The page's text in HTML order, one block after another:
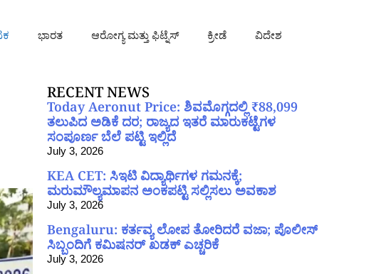
ಭಾರತ ಆರೋಗ್ಯ ಮತ್ತು ಫಿಟ್ನೆಸ್ ಕ್ರೀಡೆ ವಿದೇಶ
RECENT NEWS
Today Aeronut Price: ಶಿವಮೊಗ್ಗದಲ್ಲಿ ₹88,099
ತಲುಪಿದ ಅಡಿಕೆ ದರ; ರಾಜ್ಯದ ಇತರೆ ಮಾರುಕಟ್ಟೆಗಳ
ಸಂಪೂರ್ಣ ಬೆಲೆ ಪಟ್ಟಿ ಇಲ್ಲಿದೆ
July 3, 2026
KEA CET: ಸಿಇಟಿ ವಿದ್ಯಾರ್ಥಿಗಳ ಗಮನಕ್ಕೆ;
ಮರುಮೌಲ್ಯಮಾಪನ ಅಂಕಪಟ್ಟಿ ಸಲ್ಲಿಸಲು ಅವಕಾಶ
July 3, 2026
Bengaluru: ಕರ್ತವ್ಯ ಲೋಪ ತೋರಿದರೆ ವಜಾ; ಪೊಲೀಸ್
ಸಿಬ್ಬಂದಿಗೆ ಕಮಿಷನರ್ ಖಡಕ್ ಎಚ್ಚರಿಕೆ
July 3, 2026